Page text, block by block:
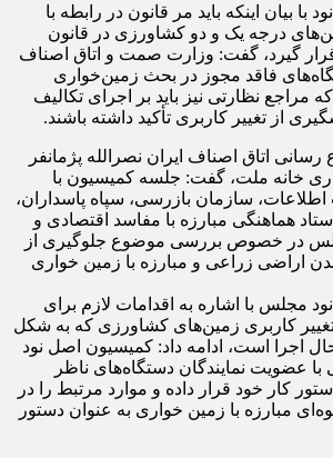
بیان اینکه باید مر قانون در رابطه با
درجه یک و دو کشاورزی در قانون
گیرد، گفت: وزارت صمت و اتاق اصناف
فاقد مجوز در بحث زمین‌خواری
مراجع نظارتی نیز باید بر اجرای تکالیف
از تغییر کاربری تأکید داشته باشند.
رسانی اتاق اصناف ایران نصرالله پژمانفر
خانه ملت، گفت: جلسه کمیسیون با
سازمان بازرسی، سپاه پاسداران،
هماهنگی مبارزه با مفاسد اقتصادی و
در خصوص بررسی موضوع جلوگیری از
اراضی زراعی و مبارزه با زمین خواری
مجلس با اشاره به اقدامات لازم برای
کاربری زمین‌های کشاورزی که به شکل
اجرا است، ادامه داد: کمیسیون اصل نود
با عضویت نمایندگان دستگاه‌های ناظر
کار خود قرار داده و موارد مرتبط را در
مبارزه با زمین خواری به عنوان دستور